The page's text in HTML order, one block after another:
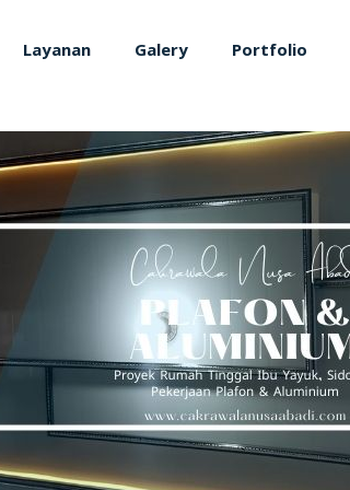
Layanan Galery Portfolio